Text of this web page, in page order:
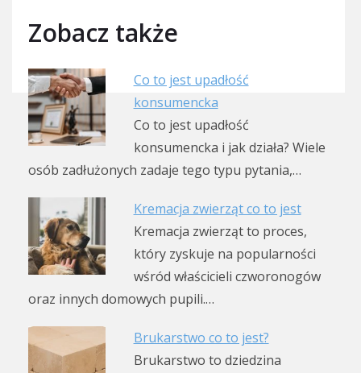
Zobacz także
Co to jest upadłość
konsumencka
Co to jest upadłość
konsumencka i jak działa? Wiele
osób zadłużonych zadaje tego typu pytania,…
Kremacja zwierząt co to jest
Kremacja zwierząt to proces,
który zyskuje na popularności
wśród właścicieli czworonogów
oraz innych domowych pupili.…
Brukarstwo co to jest?
Brukarstwo to dziedzina